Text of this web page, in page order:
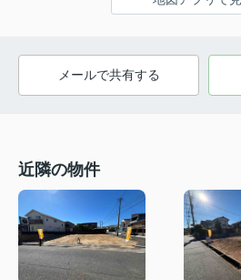
メールで共有する
近隣の物件